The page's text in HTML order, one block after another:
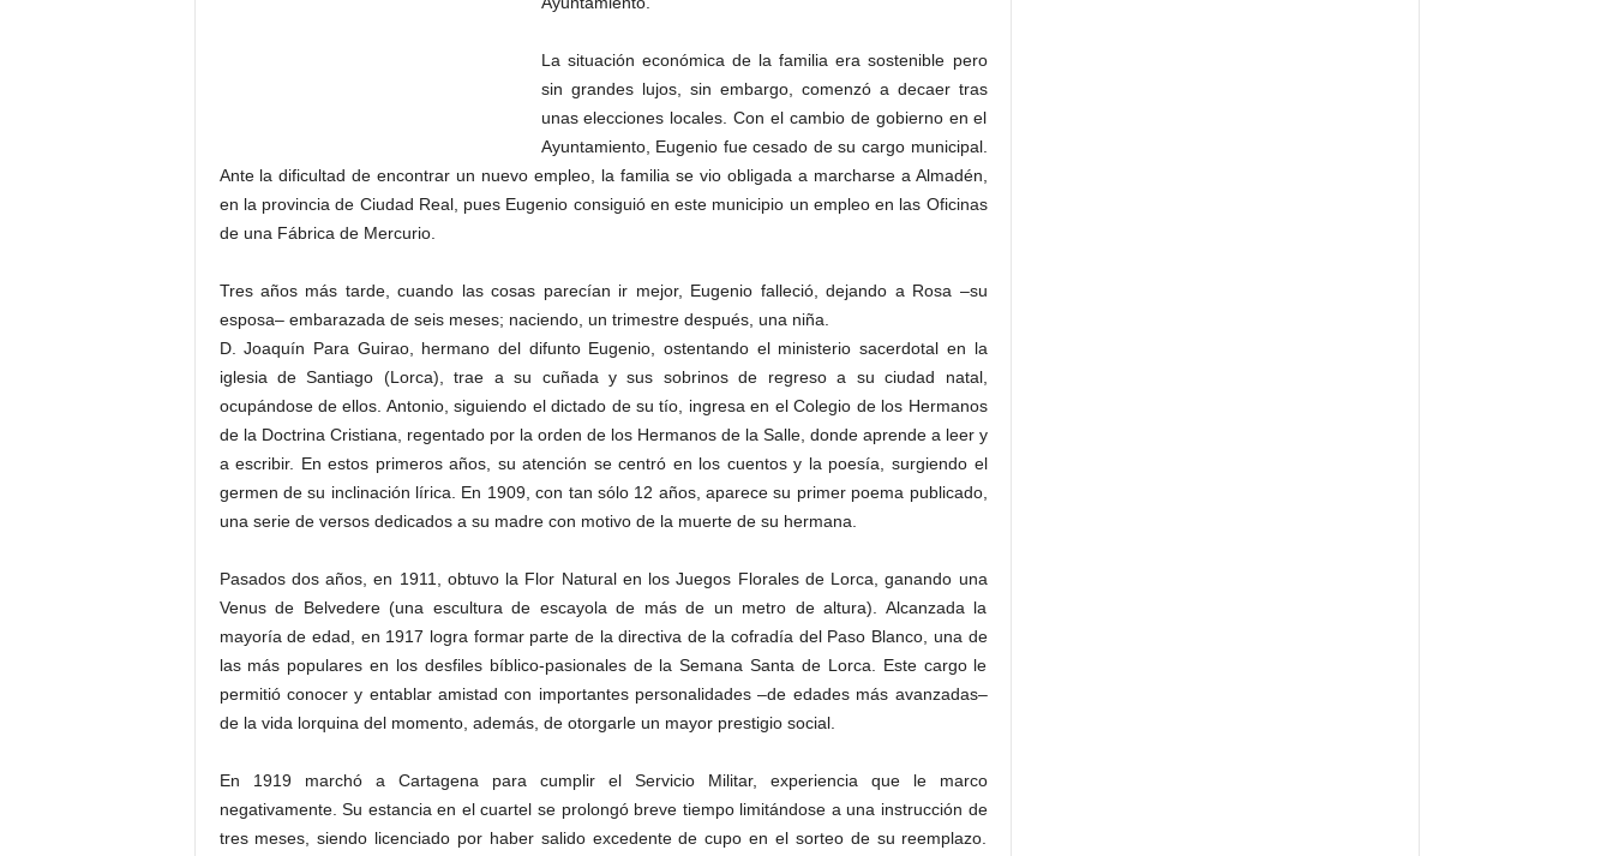
La situación económica de la familia era sostenible pero
sin grandes lujos, sin embargo, comenzó a decaer tras
unas elecciones locales. Con el cambio de gobierno en el
Ayuntamiento, Eugenio fue cesado de su cargo municipal.
Ante la dificultad de encontrar un nuevo empleo, la familia se vio obligada a marcharse a Almadén,
en la provincia de Ciudad Real, pues Eugenio consiguió en este municipio un empleo en las Oficinas
de una Fábrica de Mercurio.
Tres años más tarde, cuando las cosas parecían ir mejor, Eugenio falleció, dejando a Rosa –su
esposa– embarazada de seis meses; naciendo, un trimestre después, una niña.
D. Joaquín Para Guirao, hermano del difunto Eugenio, ostentando el ministerio sacerdotal en la
iglesia de Santiago (Lorca), trae a su cuñada y sus sobrinos de regreso a su ciudad natal,
ocupándose de ellos. Antonio, siguiendo el dictado de su tío, ingresa en el Colegio de los Hermanos
de la Doctrina Cristiana, regentado por la orden de los Hermanos de la Salle, donde aprende a leer y
a escribir. En estos primeros años, su atención se centró en los cuentos y la poesía, surgiendo el
germen de su inclinación lírica. En 1909, con tan sólo 12 años, aparece su primer poema publicado,
una serie de versos dedicados a su madre con motivo de la muerte de su hermana.
Pasados dos años, en 1911, obtuvo la Flor Natural en los Juegos Florales de Lorca, ganando una
Venus de Belvedere (una escultura de escayola de más de un metro de altura). Alcanzada la
mayoría de edad, en 1917 logra formar parte de la directiva de la cofradía del Paso Blanco, una de
las más populares en los desfiles bíblico-pasionales de la Semana Santa de Lorca. Este cargo le
permitió conocer y entablar amistad con importantes personalidades –de edades más avanzadas–
de la vida lorquina del momento, además, de otorgarle un mayor prestigio social.
En 1919 marchó a Cartagena para cumplir el Servicio Militar, experiencia que le marco
negativamente. Su estancia en el cuartel se prolongó breve tiempo limitándose a una instrucción de
tres meses, siendo licenciado por haber salido excedente de cupo en el sorteo de su reemplazo.